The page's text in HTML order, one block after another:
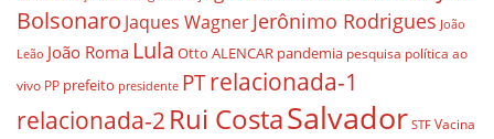
Bolsonaro Jaques WagnerJerônimo Rodrigues João
Leão João Roma Lula Otto ALENCAR pandemia pesquisa política ao
vivo PP prefeito presidente PTrelacionada-1
relacionada-2 Rui CostaSalvador STF Vacina